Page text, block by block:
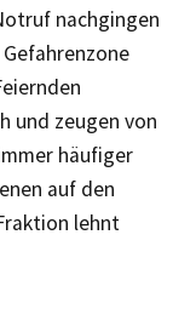
nachgingen
und zeugen von
häufiger
auf den
lehnt